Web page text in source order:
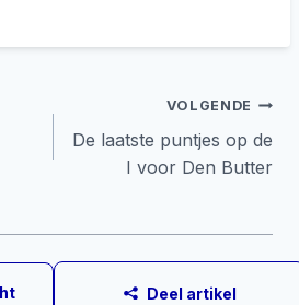
VOLGENDE
De laatste puntjes op de
I voor Den Butter
Deel artikel